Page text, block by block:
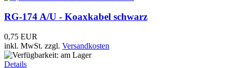
RG-174 A/U - Koaxkabel schwarz
0,75 EUR
inkl. MwSt. zzgl. Versandkosten
Details